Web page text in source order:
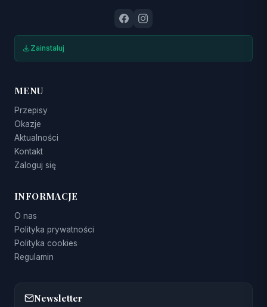
Zainstaluj
MENU
Przepisy
Okazje
Aktualności
Kontakt
Zaloguj się
INFORMACJE
O nas
Polityka prywatności
Polityka cookies
Regulamin
Newsletter